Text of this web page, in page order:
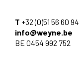
T +32 (0)51 56 60 94
info@weyne.be
BE 0454 992 752